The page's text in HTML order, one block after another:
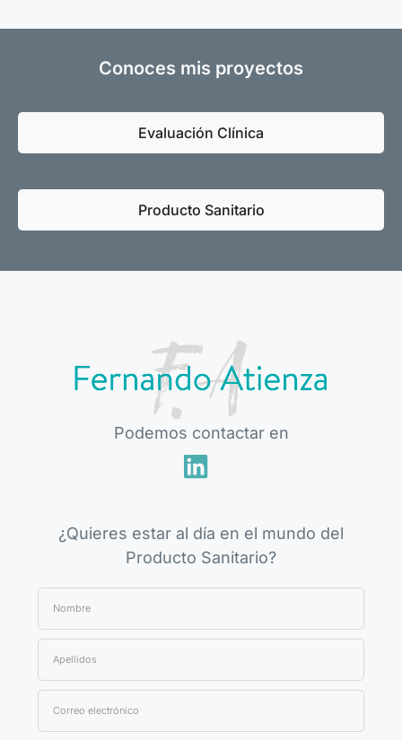
Conoces mis proyectos
Evaluación Clínica
Producto Sanitario
Podemos contactar en
¿Quieres estar al día en el mundo del
Producto Sanitario?